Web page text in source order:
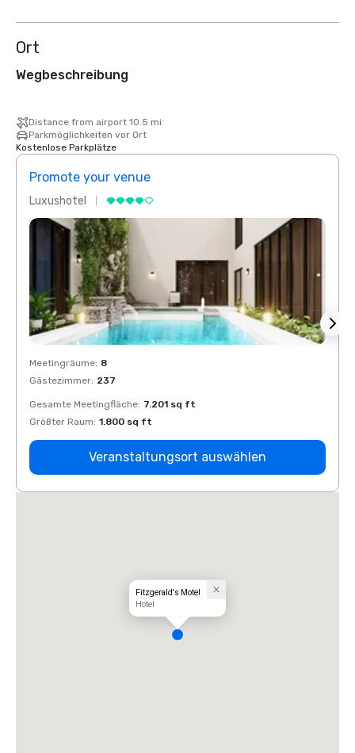
Ort
Wegbeschreibung
Distance from airport 10.5 mi
Parkmöglichkeiten vor Ort
Kostenlose Parkplätze
Promote your venue
Luxushotel
Meetingräume: 8
Gästezimmer: 237
Gesamte Meetingfläche: 7.201 sq ft
Größter Raum: 1.800 sq ft
Veranstaltungsort auswählen
Fitzgerald's Motel
Hotel